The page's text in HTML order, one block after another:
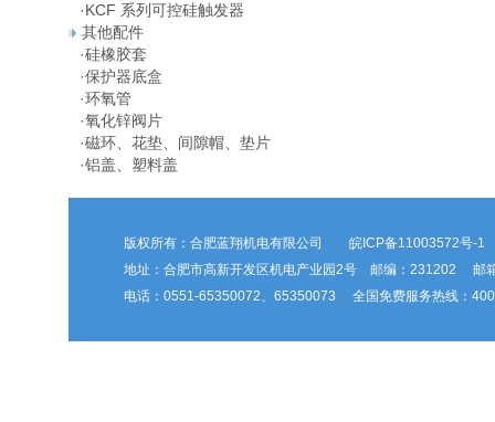
·KCF 系列可控硅触发器
其他配件
·硅橡胶套
·保护器底盒
·环氧管
·氧化锌阀片
·磁环、花垫、间隙帽、垫片
·铝盖、塑料盖
版权所有：合肥蓝翔机电有限公司 皖ICP备11003572号-1
地址：合肥市高新开发区机电产业园2号 邮编：231202 邮
电话：0551-65350072、65350073 全国免费服务热线：